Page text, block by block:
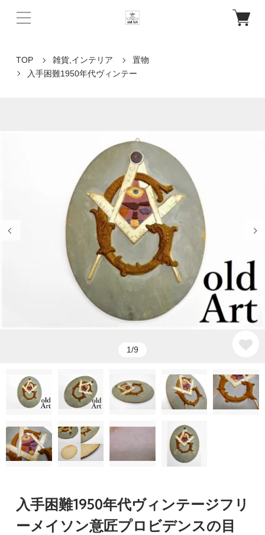
TOP 雑貨,インテリア
置物
入手困難1950年代ヴィンテー
1/9
入手困難1950年代ヴィンテージフリ
ーメイソン意匠プロビデンスの目